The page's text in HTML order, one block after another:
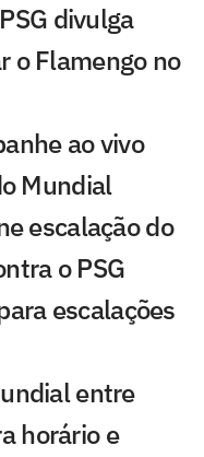
divulga
o Flamengo no
ao vivo
Mundial
escalação do
o PSG
escalações
entre
horário e